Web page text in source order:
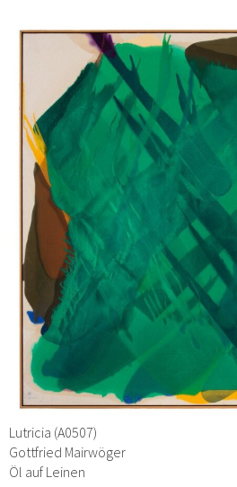
Lutricia (A0507)
Gottfried Mairwöger
Öl auf Leinen